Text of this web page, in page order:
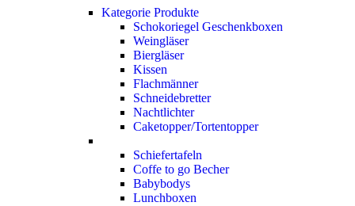
Kategorie Produkte
Schokoriegel Geschenkboxen
Weingläser
Biergläser
Kissen
Flachmänner
Schneidebretter
Nachtlichter
Caketopper/Tortentopper
Schiefertafeln
Coffe to go Becher
Babybodys
Lunchboxen